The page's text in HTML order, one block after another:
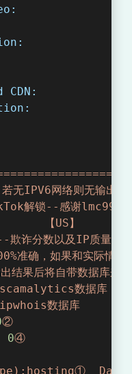
无IPV6网络则无输出
锁--感谢lmc999的
【US】
分数以及IP质量
准确，如果和实际情
结果后将自带数据库来
scamalytics数据库
ipwhois数据库
②
0④
Data